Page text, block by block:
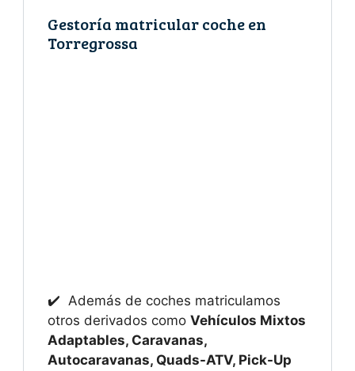
Gestoría matricular coche en
Torregrossa
✔️ Además de coches matriculamos
otros derivados como Vehículos Mixtos
Adaptables, Caravanas,
Autocaravanas, Quads-ATV, Pick-Up